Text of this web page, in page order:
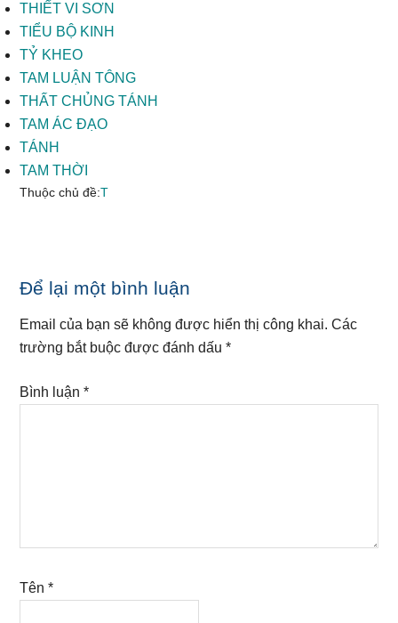
THIẾT VI SƠN
TIỂU BỘ KINH
TỶ KHEO
TAM LUẬN TÔNG
THẤT CHỦNG TÁNH
TAM ÁC ĐẠO
TÁNH
TAM THỜI
Thuộc chủ đề:T
Reader
Interactions
Để lại một bình luận
Email của bạn sẽ không được hiển thị công khai. Các
trường bắt buộc được đánh dấu*
Bình luận*
Tên*